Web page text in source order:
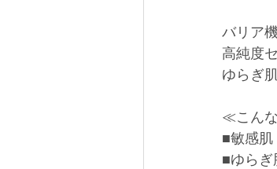
バリア
高純度
ゆらぎ
≪こん
■敏感肌
■ゆらぎ